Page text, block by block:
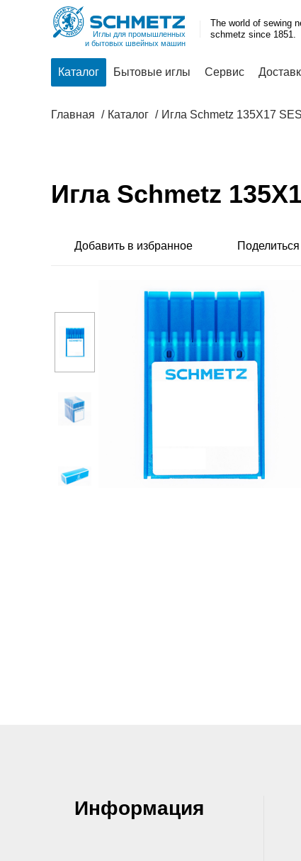
Иглы для промышленных
и бытовых швейных машин
The world of sewing
schmetz since 1851.
Каталог Бытовые иглы Сервис
Главная Каталог Игла Schmetz 135X17
Игла Schmetz
Информация